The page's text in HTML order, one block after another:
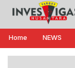
Target Investigasi
Edukasi Nusantara
Home NEWS